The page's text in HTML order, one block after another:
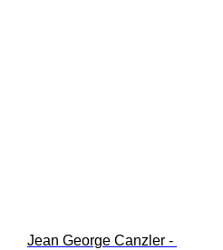
Jean George Canzler -